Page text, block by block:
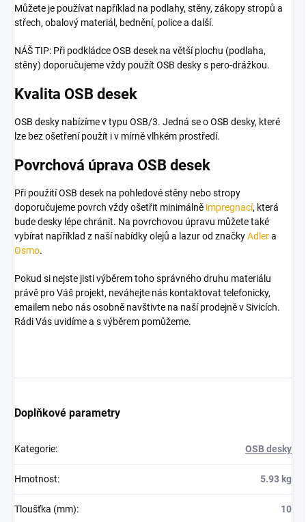
Můžete je používat například na podlahy, stěny, zákopy stropů a
střech, obalový materiál, bednění, police a další.
NÁŠ TIP: Při podkládce OSB desek na větší plochu (podlaha,
stěny) doporučujeme vždy použít OSB desky s pero-drážkou.
Kvalita OSB desek
OSB desky nabízíme v typu OSB/3. Jedná se o OSB desky, které
lze bez ošetření použít i v mírně vlhkém prostředí.
Povrchová úprava OSB desek
Při použití OSB desek na pohledové stěny nebo stropy
doporučujeme povrch vždy ošetřit minimálně impregnací, která
bude desky lépe chránit. Na povrchovou úpravu můžete také
vybírat například z naší nabídky olejů a lazur od značkyAdlera
Osmo.
Pokud si nejste jisti výběrem toho správného druhu materiálu
právě pro Váš projekt, neváhejte nás kontaktovat telefonicky,
emailem nebo nás osobně navštivte na naší prodejně v Sivicích.
Rádi Vás uvidíme a s výběrem pomůžeme.
Doplňkové parametry
Kategorie: OSB desky
Hmotnost: 5.93 kg
Tloušťka (mm): 10